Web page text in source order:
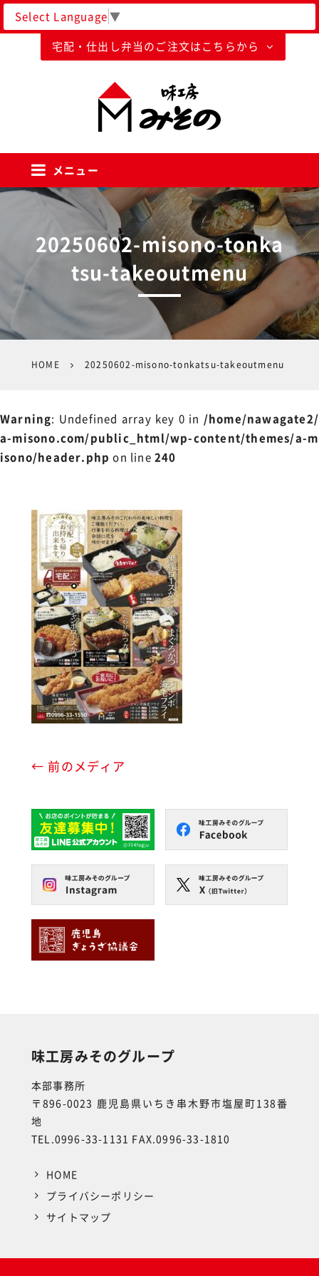
Select Language▼
宅配・仕出し弁当のご注文はこちらから
メニュー
20250602-misono-tonka
tsu-takeoutmenu
HOME 20250602-misono-tonkatsu-takeoutmenu
Warning: Undefined array key 0 in /home/nawagate2/
a-misono.com/public_html/wp-content/themes/a-m
isono/header.php on line240
← 前のメディア
味工房みそのグループ
本部事務所
〒896-0023 鹿児島県いちき串木野市塩屋町138番
地
TEL.0996-33-1131 FAX.0996-33-1810
HOME
プライバシーポリシー
サイトマップ